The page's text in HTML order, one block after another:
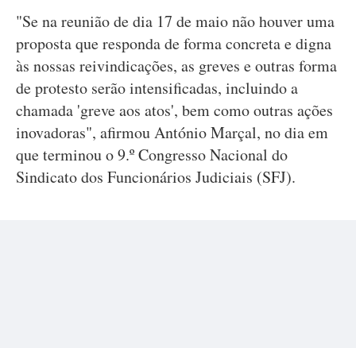
"Se na reunião de dia 17 de maio não houver uma
proposta que responda de forma concreta e digna
às nossas reivindicações, as greves e outras forma
de protesto serão intensificadas, incluindo a
chamada 'greve aos atos', bem como outras ações
inovadoras", afirmou António Marçal, no dia em
que terminou o 9.º Congresso Nacional do
Sindicato dos Funcionários Judiciais (SFJ).